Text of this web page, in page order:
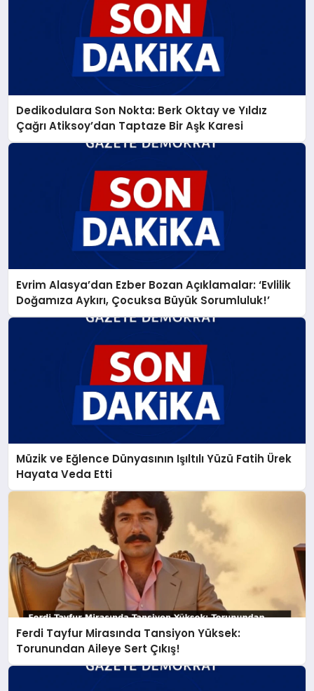
Dedikodulara Son Nokta: Berk Oktay ve Yıldız
Çağrı Atiksoy’dan Taptaze Bir Aşk Karesi
Evrim Alasya’dan Ezber Bozan Açıklamalar: ‘Evlilik
Doğamıza Aykırı, Çocuksa Büyük Sorumluluk!’
Müzik ve Eğlence Dünyasının Işıltılı Yüzü Fatih Ürek
Hayata Veda Etti
Ferdi Tayfur Mirasında Tansiyon Yüksek:
Torunundan Aileye Sert Çıkış!